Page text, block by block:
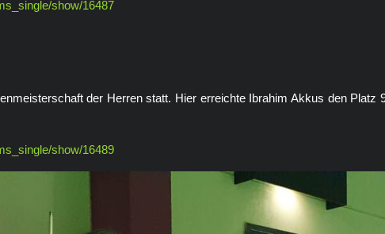
show/16487
der Herren statt. Hier erreichte Ibrahim Akkus den
show/16489